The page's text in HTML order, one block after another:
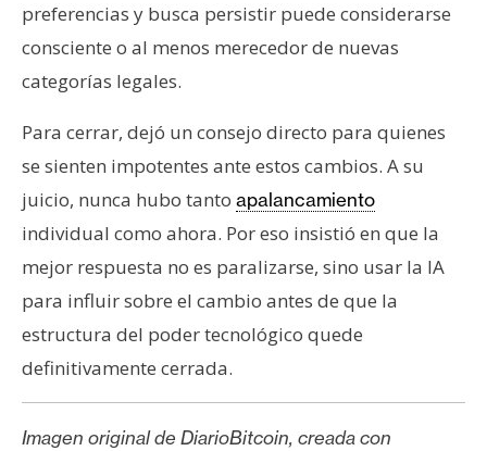
preferencias y busca persistir puede considerarse
consciente o al menos merecedor de nuevas
categorías legales.
Para cerrar, dejó un consejo directo para quienes
se sienten impotentes ante estos cambios. A su
juicio, nunca hubo tanto apalancamiento
individual como ahora. Por eso insistió en que la
mejor respuesta no es paralizarse, sino usar la IA
para influir sobre el cambio antes de que la
estructura del poder tecnológico quede
definitivamente cerrada.
Imagen original de DiarioBitcoin, creada con